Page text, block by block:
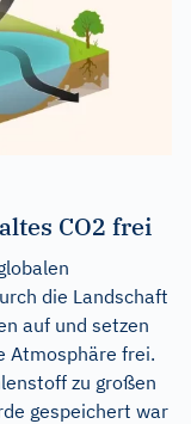
CO2 frei
die Landschaft
auf und setzen
Atmosphäre frei.
zu großen
gespeichert war